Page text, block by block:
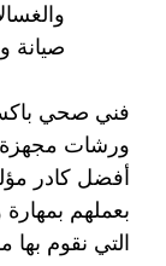
صيانة
فني صحي
ورشات مجهزة
أفضل كادر
بعملهم
التي نقوم بها